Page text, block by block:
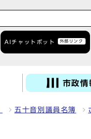
AIチャットボット 外部リンク
市政情
五十音別議員名簿